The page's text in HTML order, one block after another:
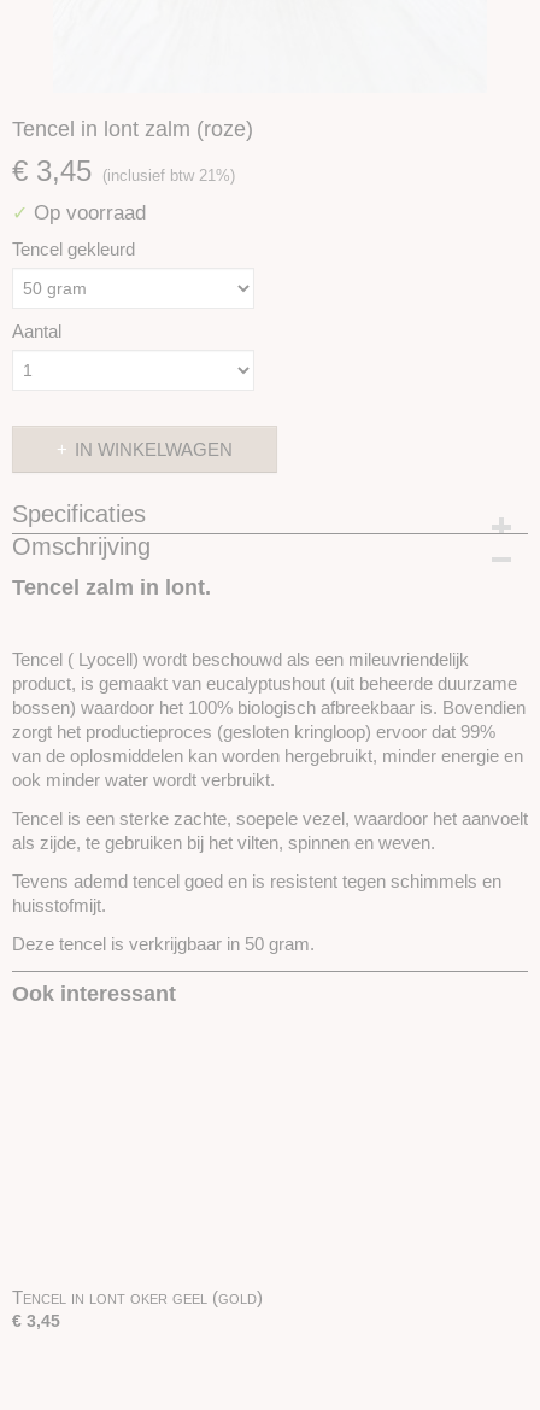
Tencel in lont zalm (roze)
€ 3,45 (inclusief btw 21%)
✓ Op voorraad
Tencel gekleurd
Aantal
IN WINKELWAGEN
Specificaties
Productcode
Omschrijving
Tencel zalm in lont.
Tencel ( Lyocell) wordt beschouwd als een mileuvriendelijk
product, is gemaakt van eucalyptushout (uit beheerde duurzame
bossen) waardoor het 100% biologisch afbreekbaar is. Bovendien
zorgt het productieproces (gesloten kringloop) ervoor dat 99%
van de oplosmiddelen kan worden hergebruikt, minder energie en
ook minder water wordt verbruikt.
Tencel is een sterke zachte, soepele vezel, waardoor het aanvoelt
als zijde, te gebruiken bij het vilten, spinnen en weven.
Tevens ademd tencel goed en is resistent tegen schimmels en
huisstofmijt.
Deze tencel is verkrijgbaar in 50 gram.
Ook interessant
Tencel in lont oker geel (gold)
€ 3,45